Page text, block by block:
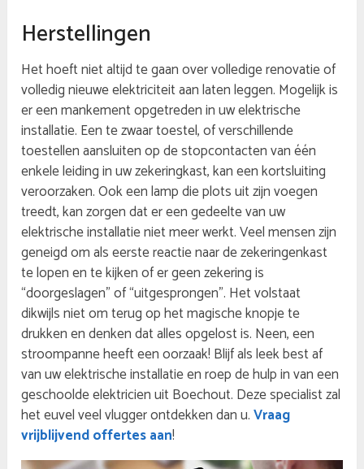
Herstellingen
Het hoeft niet altijd te gaan over volledige renovatie of
volledig nieuwe elektriciteit aan laten leggen. Mogelijk is
er een mankement opgetreden in uw elektrische
installatie. Een te zwaar toestel, of verschillende
toestellen aansluiten op de stopcontacten van één
enkele leiding in uw zekeringkast, kan een kortsluiting
veroorzaken. Ook een lamp die plots uit zijn voegen
treedt, kan zorgen dat er een gedeelte van uw
elektrische installatie niet meer werkt. Veel mensen zijn
geneigd om als eerste reactie naar de zekeringenkast
te lopen en te kijken of er geen zekering is
“doorgeslagen” of “uitgesprongen”. Het volstaat
dikwijls niet om terug op het magische knopje te
drukken en denken dat alles opgelost is. Neen, een
stroompanne heeft een oorzaak! Blijf als leek best af
van uw elektrische installatie en roep de hulp in van een
geschoolde elektricien uit Boechout. Deze specialist zal
het euvel veel vlugger ontdekken dan u.Vraag
vrijblijvend offertes aan!